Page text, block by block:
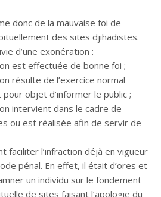
donc de la mauvaise foi de
des sites djihadistes.
d’une exonération :
est effectuée de bonne foi ;
résulte de l’exercice normal
objet d’informer le public ;
intervient dans le cadre de
ou est réalisée afin de servir de
faciliter l’infraction déjà en vigueur
pénal. En effet, il était d’ores et
un individu sur le fondement
de sites faisant l’apologie du